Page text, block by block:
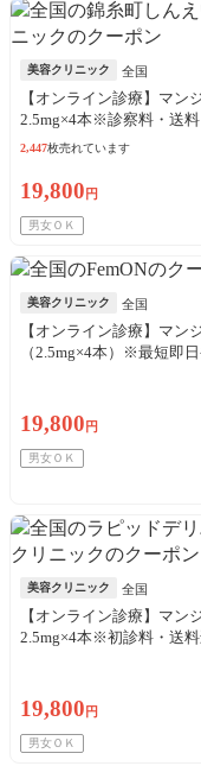
美容クリニック 全国
【オンライン診療】マン
2.5mg×4本※診察料・送
コール綿代込
2,447枚売れています
19,800 円
男女ＯＫ
美容クリニック 全国
【オンライン診療】マン
（2.5mg×4本）※最短即日
19,800 円
男女ＯＫ
美容クリニック 全国
【オンライン診療】マン
2.5mg×4本※初診料・送
19,800 円
男女ＯＫ